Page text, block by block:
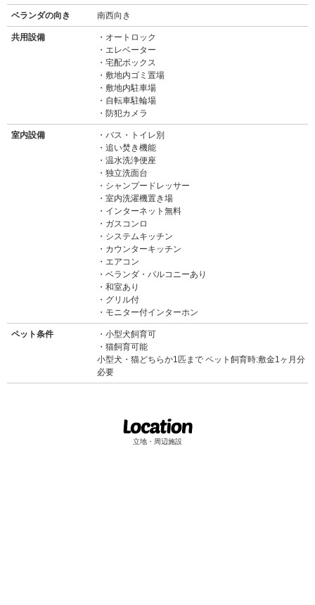
ベランダの向き 南西向き
共用設備
オートロック
エレベーター
宅配ボックス
敷地内ゴミ置場
敷地内駐車場
自転車駐輪場
防犯カメラ
室内設備
バス・トイレ別
追い焚き機能
温水洗浄便座
独立洗面台
シャンプードレッサー
室内洗濯機置き場
インターネット無料
ガスコンロ
システムキッチン
カウンターキッチン
エアコン
ベランダ・バルコニーあり
和室あり
グリル付
モニター付インターホン
ペット条件
小型犬飼育可
猫飼育可能
小型犬・猫どちらか1匹まで ペット飼育時:敷金1ヶ月分
必要
立地・周辺施設